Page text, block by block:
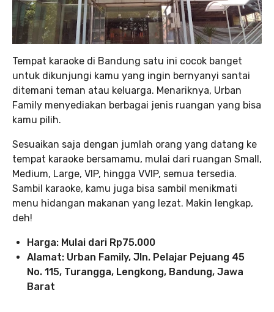
Tempat karaoke di Bandung satu ini cocok banget
untuk dikunjungi kamu yang ingin bernyanyi santai
ditemani teman atau keluarga. Menariknya, Urban
Family menyediakan berbagai jenis ruangan yang bisa
kamu pilih.
Sesuaikan saja dengan jumlah orang yang datang ke
tempat karaoke bersamamu, mulai dari ruangan Small,
Medium, Large, VIP, hingga VVIP, semua tersedia.
Sambil karaoke, kamu juga bisa sambil menikmati
menu hidangan makanan yang lezat. Makin lengkap,
deh!
Harga: Mulai dari Rp75.000
Alamat: Urban Family, Jln. Pelajar Pejuang 45
No. 115, Turangga, Lengkong, Bandung, Jawa
Barat